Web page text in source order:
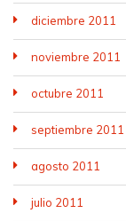
diciembre 2011
noviembre 2011
octubre 2011
septiembre 2011
agosto 2011
julio 2011